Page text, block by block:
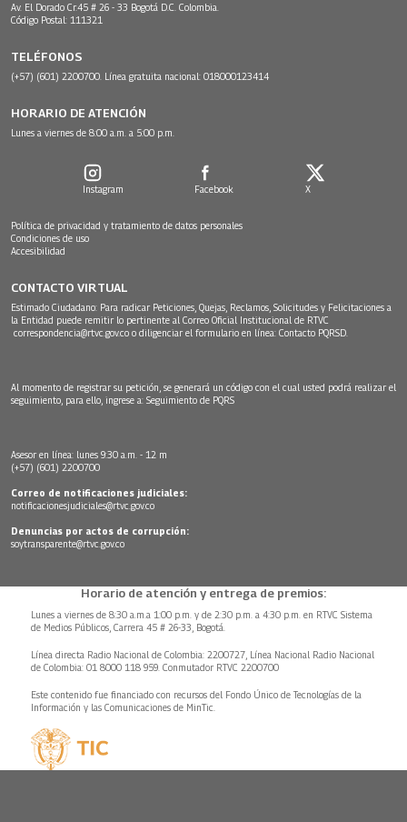
Av. El Dorado Cr.45 # 26 - 33 Bogotá D.C. Colombia.
Código Postal: 111321
TELÉFONOS
(+57) (601) 2200700. Línea gratuita nacional: 018000123414
HORARIO DE ATENCIÓN
Lunes a viernes de 8:00 a.m. a 5:00 p.m.
Instagram Facebook X
Política de privacidad y tratamiento de datos personales
Condiciones de uso
Accesibilidad
CONTACTO VIRTUAL
Estimado Ciudadano: Para radicar Peticiones, Quejas, Reclamos, Solicitudes y Felicitaciones a
la Entidad puede remitir lo pertinente al Correo Oficial Institucional de RTVC
correspondencia@rtvc.gov.co o diligenciar el formulario en línea: Contacto PQRSD.
Al momento de registrar su petición, se generará un código con el cual usted podrá realizar el
seguimiento, para ello, ingrese a: Seguimiento de PQRS
Asesor en línea: lunes 9:30 a.m. - 12 m
(+57) (601) 2200700
Correo de notificaciones judiciales:
notificacionesjudiciales@rtvc.gov.co
Denuncias por actos de corrupción:
soytransparente@rtvc.gov.co
Horario de atención y entrega de premios:
Lunes a viernes de 8:30 a.m.a 1:00 p.m. y de 2:30 p.m. a 4:30 p.m. en RTVC Sistema
de Medios Públicos, Carrera 45 # 26-33, Bogotá.
Línea directa Radio Nacional de Colombia: 2200727, Línea Nacional Radio Nacional
de Colombia: 01 8000 118 959. Conmutador RTVC 2200700
Este contenido fue financiado con recursos del Fondo Único de Tecnologías de la
Información y las Comunicaciones de MinTic.